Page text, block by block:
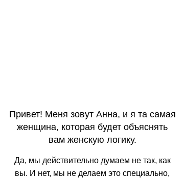
Привет! Меня зовут Анна, и я та самая
женщина, которая будет объяснять
вам женскую логику.
Да, мы действительно думаем не так, как
вы. И нет, мы не делаем это специально,